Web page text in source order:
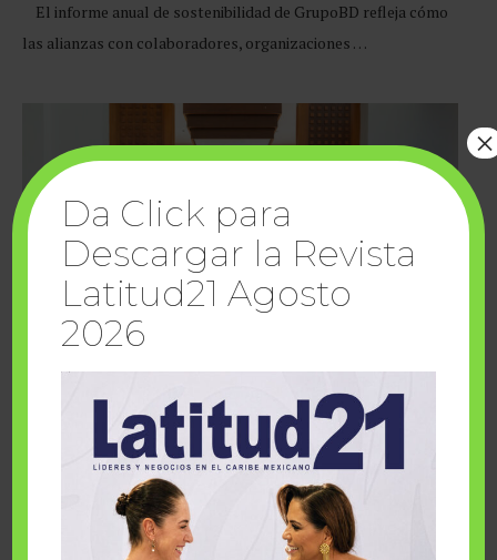
El informe anual de sostenibilidad de GrupoBD refleja cómo
las alianzas con colaboradores, organizaciones …
Cuando la solidaridad inspira; cumplen
sueños Fairmont Mayakoba y Make-A-Wish
Da Click para
Descargar la Revista
Latitud21 Agosto
2026
×